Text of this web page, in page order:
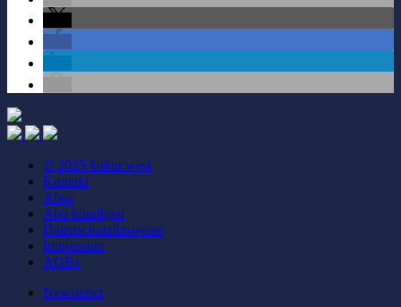
© 2025 kultur.west
Kontakt
Abos
Abo kündigen
Datenschutzhinweise
Impressum
AGBs
Newsletter